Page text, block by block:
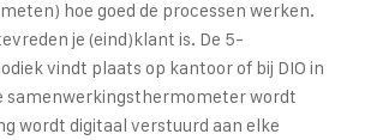
hoe goed de processen werken.
je (eind)klant is. De 5-
vindt plaats op kantoor of bij DIO in
samenwerkingsthermometer wordt
wordt digitaal verstuurd aan elke